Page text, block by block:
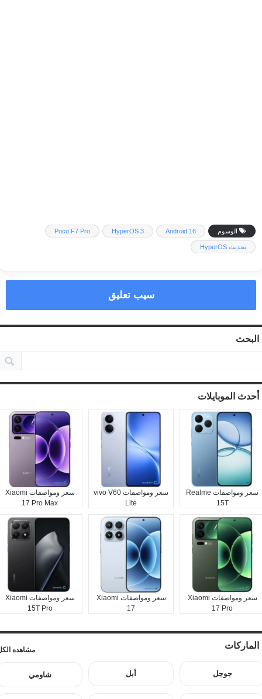
الوسوم Android 16
HyperOS 3
Poco F7 Pro
تحديث HyperOS
سيب تعليق
البحث
أحدث الموبايلات
سعر ومواصفات Realme
15T
سعر ومواصفات vivo V60
Lite
سعر ومواصفات Xiaomi
17 Pro Max
سعر ومواصفات Xiaomi
17 Pro
سعر ومواصفات Xiaomi
17
سعر ومواصفات Xiaomi
15T Pro
الماركات مشاهده
جوجل أبل شاومي